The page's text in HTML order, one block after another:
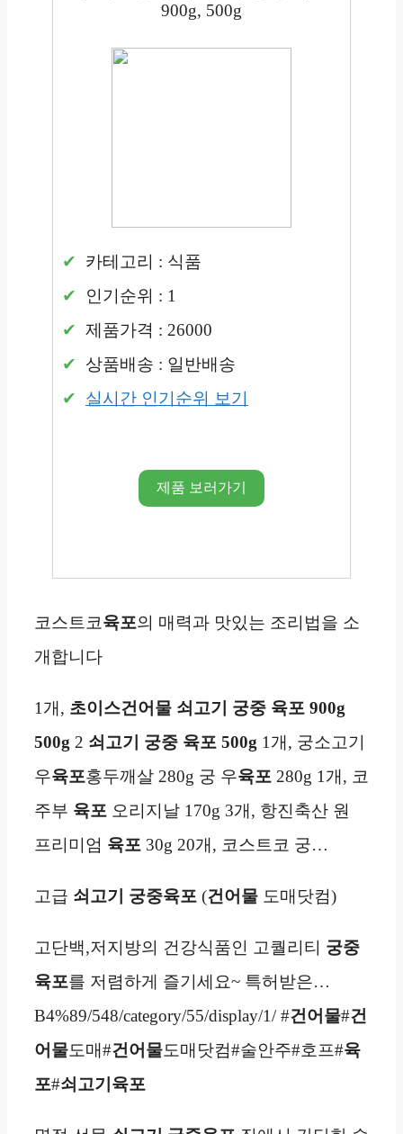
900g, 500g
카테고리 : 식품
인기순위 : 1
제품가격 : 26000
상품배송 : 일반배송
실시간 인기순위 보기
제품 보러가기
코스트코육포의 매력과 맛있는 조리법을 소
개합니다
1개, 초이스건어물 쇠고기 궁중 육포 900g
500g 2 쇠고기 궁중 육포 500g 1개, 궁소고기
우육포홍두깨살 280g 궁 우육포 280g 1개, 코
주부 육포 오리지날 170g 3개, 항진축산 원
프리미엄 육포 30g 20개, 코스트코 궁…
고급 쇠고기 궁중육포 (건어물 도매닷컴)
고단백,저지방의 건강식품인 고퀄리티 궁중
육포를 저렴하게 즐기세요~ 특허받은…
B4%89/548/category/55/display/1/ #건어물#건
어물도매#건어물도매닷컴#술안주#호프#육
포#쇠고기 육포